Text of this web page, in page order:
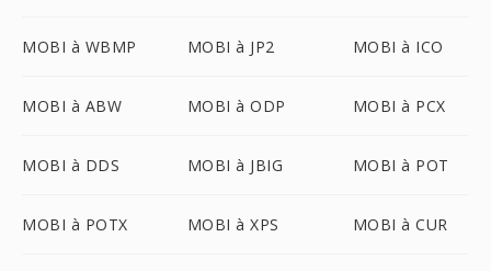
MOBI à WBMP MOBI à JP2 MOBI à ICO
MOBI à ABW MOBI à ODP MOBI à PCX
MOBI à DDS MOBI à JBIG MOBI à POT
MOBI à POTX MOBI à XPS MOBI à CUR